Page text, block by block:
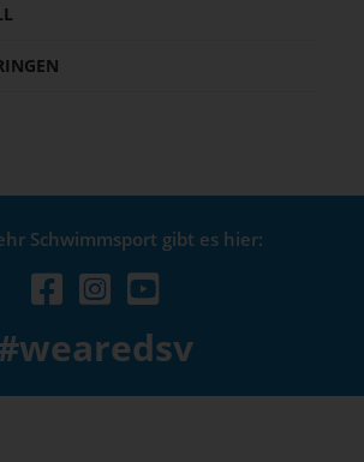
Schwimmsport gibt es hier: